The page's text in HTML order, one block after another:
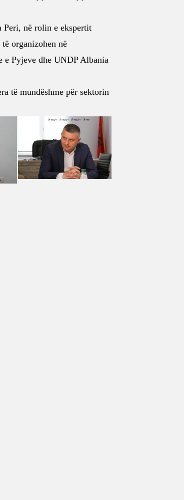
Peri, në rolin e ekspertit
organizohen në
e Pyjeve dhe UNDP Albania
të mundëshme për sektorin